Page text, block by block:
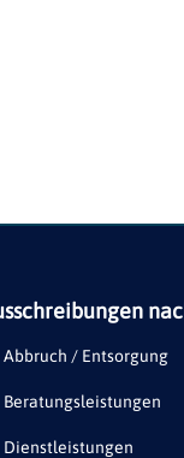
Abbruch / Entsorgung
Beratungsleistungen
Dienstleistungen